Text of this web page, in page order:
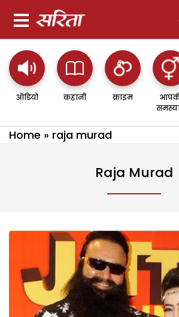
ऑडियो कहानी क्राइम
Home » raja murad
Raja Murad